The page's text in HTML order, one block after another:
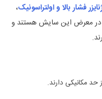
فشار بالا و اولتراسونیک،
در معرض این سایش هستند و
مکانیکی دارند.